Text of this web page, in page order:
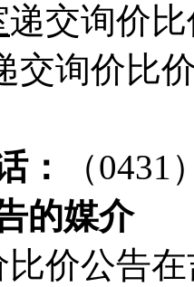
递交询价
交询价比
：
（0431
的媒介
价公告